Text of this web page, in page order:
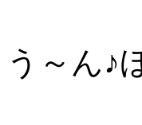
う～ん♪